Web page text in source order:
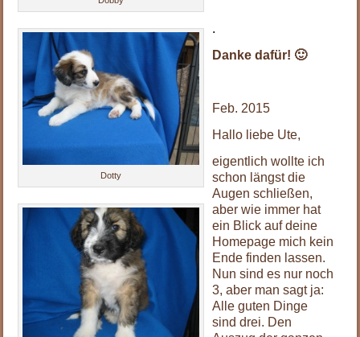
Dotty
.
Danke dafür! 🙂
Feb. 2015
Hallo liebe Ute,
eigentlich wollte ich
schon längst die
Augen schließen,
aber wie immer hat
ein Blick auf deine
Homepage mich kein
Ende finden lassen.
Nun sind es nur noch
3, aber man sagt ja:
Alle guten Dinge
sind drei. Den